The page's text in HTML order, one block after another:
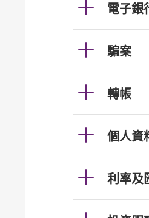
電子銀
騙案
轉帳
個人資
利率及